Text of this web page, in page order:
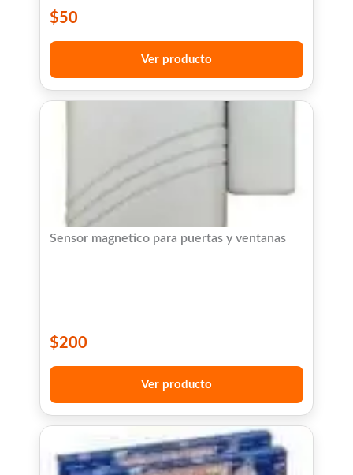
$50
Ver producto
Sensor magnetico para puertas y ventanas
$200
Ver producto